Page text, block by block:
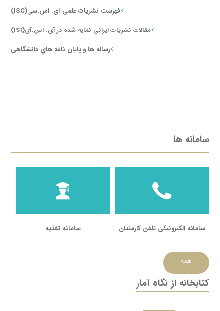
فهرست نشریات علمی آی. اس.سی(ISC)
مقالات نشریات ایرانی نمایه شده در آی. اس.آی(ISI)
رساله ها و پايان نامه هاي دانشگاهي
سامانه ها
سامانه الکترونیکی تلفن کارمندان سامانه تغذیه
همه
کتابخانه از نگاه آمار